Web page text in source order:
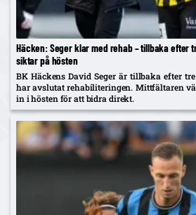
Häcken: Seger klar med rehab – tillbaka efter
siktar på hösten
BK Häckens David Seger är tillbaka efter
har avslutat rehabiliteringen. Mittfältaren
in i hösten för att bidra direkt.